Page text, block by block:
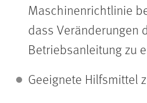
Maschinenrichtlinie
dass Veränderungen
Betriebsanleitung zu
Geeignete Hilfsmittel